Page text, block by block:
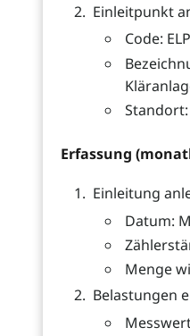
Einleitpunkt
Code:
Erfassung
Einleitung
Datum:
Menge
Belastungen